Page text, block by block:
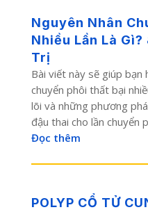
Nguyên Nhân
Nhiều Lần Là
Trị
Bài viết này sẽ giúp bạn
chuyển phôi thất bại
lõi và những phương
đậu thai cho lần chuyển
Đọc thêm
POLYP CỔ TỬ